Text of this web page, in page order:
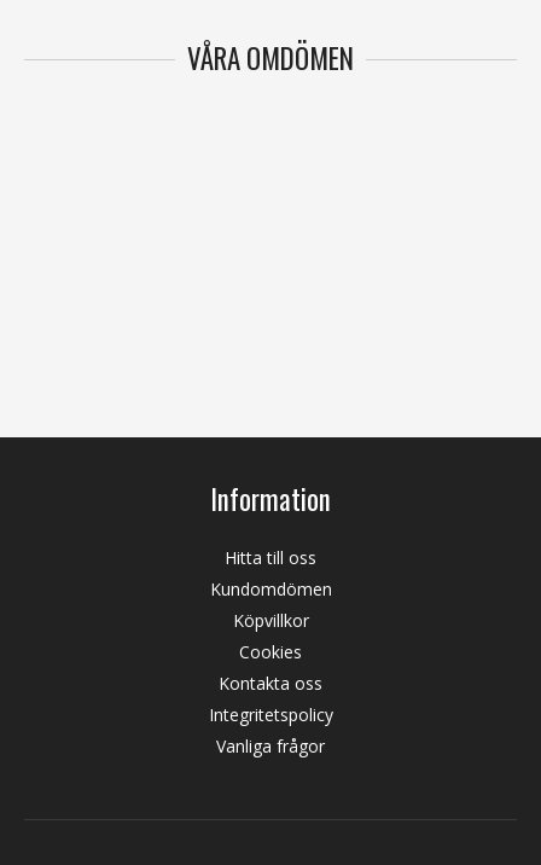
VÅRA OMDÖMEN
Information
Hitta till oss
Kundomdömen
Köpvillkor
Cookies
Kontakta oss
Integritetspolicy
Vanliga frågor